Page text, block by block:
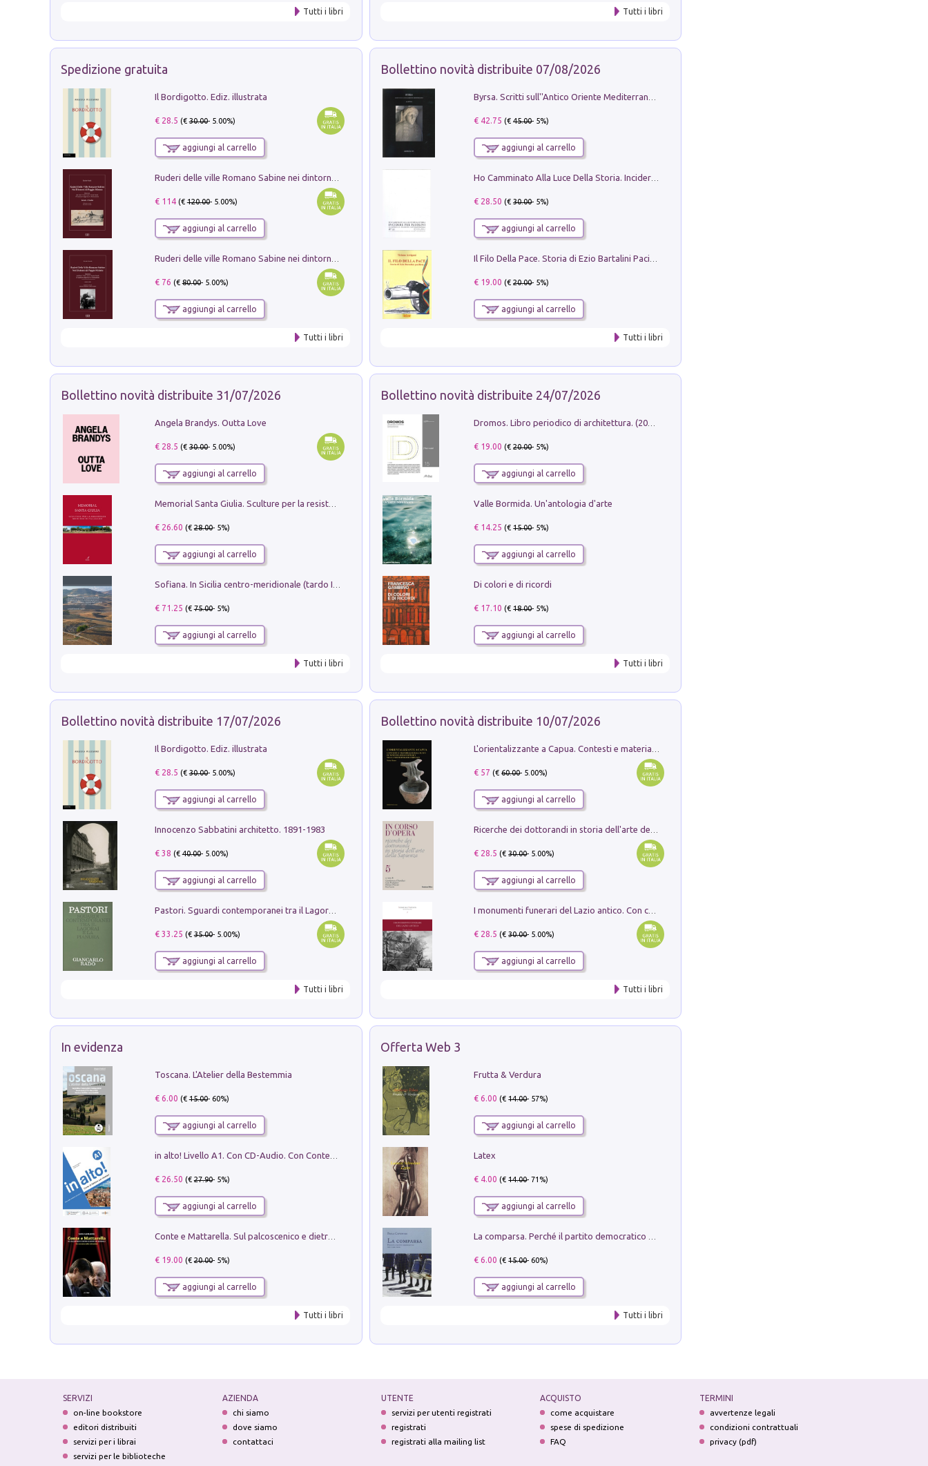
Tutti i libri Tutti i libri
Spedizione gratuita
Il Bordigotto. Ediz. illustrata
€ 28.5 (€30.00- 5.00%)
aggiungi al carrello
€ 114(€120.00- 5.00%)
aggiungi al carrello
€ 76 (€80.00- 5.00%)
aggiungi al carrello
Tutti i libri
Bollettino novità distribuite 07/08/2026
€ 42.75 (€45.00- 5%)
aggiungi al carrello
€ 28.50 (€30.00- 5%)
aggiungi al carrello
€ 19.00 (€20.00- 5%)
aggiungi al carrello
Tutti i libri
Bollettino novità distribuite 31/07/2026
Angela Brandys. Outta Love
€ 28.5 (€30.00- 5.00%)
aggiungi al carrello
Memorial Santa Giulia. Sculture per la resistenza Monchio di Palagano
€ 26.60 (€28.00- 5%)
aggiungi al carrello
€ 71.25 (€75.00- 5%)
aggiungi al carrello
Tutti i libri
Bollettino novità distribuite 24/07/2026
€ 19.00 (€20.00- 5%)
aggiungi al carrello
Valle Bormida. Un'antologia d'arte
€ 14.25 (€15.00- 5%)
aggiungi al carrello
Di colori e di ricordi
€ 17.10 (€18.00- 5%)
aggiungi al carrello
Tutti i libri
Bollettino novità distribuite 17/07/2026
Il Bordigotto. Ediz. illustrata
€ 28.5 (€30.00- 5.00%)
aggiungi al carrello
Innocenzo Sabbatini architetto. 1891-1983
€ 38 (€40.00- 5.00%)
aggiungi al carrello
Pastori. Sguardi contemporanei tra il Lagorai e la pianura. Ediz. illustrata
€ 33.25 (€35.00- 5.00%)
aggiungi al carrello
Tutti i libri
Bollettino novità distribuite 10/07/2026
€ 57 (€60.00- 5.00%)
aggiungi al carrello
€ 28.5 (€30.00- 5.00%)
aggiungi al carrello
€ 28.5 (€30.00- 5.00%)
aggiungi al carrello
Tutti i libri
In evidenza
Toscana. L'Atelier della Bestemmia
€ 6.00 (€15.00- 60%)
aggiungi al carrello
€ 26.50 (€27.90- 5%)
aggiungi al carrello
Conte e Mattarella. Sul palcoscenico e dietro le quinte del Quirinale. Un racconto sulle istituzioni
€ 19.00 (€20.00- 5%)
aggiungi al carrello
Tutti i libri
Offerta Web 3
Frutta & Verdura
€ 6.00 (€14.00- 57%)
aggiungi al carrello
Latex
€ 4.00 (€14.00- 71%)
aggiungi al carrello
€ 6.00 (€15.00- 60%)
aggiungi al carrello
Tutti i libri
SERVIZI
on-line bookstore
editori distribuiti
servizi per i librai
servizi per le biblioteche
AZIENDA
chi siamo
dove siamo
contattaci
UTENTE
servizi per utenti registrati
registrati
registrati alla mailing list
ACQUISTO
come acquistare
spese di spedizione
FAQ
TERMINI
avvertenze legali
condizioni contrattuali
privacy (pdf)